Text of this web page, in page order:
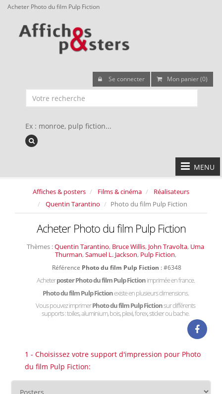
Acheter Photo du film Pulp Fiction
Se connecter Mon panier (0)
Ex : monroe, pulp fiction...
MENU
Affiches & posters Films & cinéma
Réalisateurs
Quentin Tarantino
Photo du film Pulp Fiction
Acheter Photo du film Pulp Fiction
Thèmes :Quentin Tarantino, Bruce Willis, John Travolta, Uma
Thurman, Samuel L. Jackson, Pulp Fiction,
Référence Photo du film Pulp Fiction : #6348
Acheterposter Photo du film Pulp Fictionimprimée en france.
Photo du film Pulp Fictionexiste en plusieurs dimensions.
Vous pouvez imprimerPhoto du film Pulp Fictionsur différents
supports : toiles, aluminium, bois, plexi, forex, sticker ou bache.
1 - Choisissez votre support d'impression pour Photo
du film Pulp Fiction: